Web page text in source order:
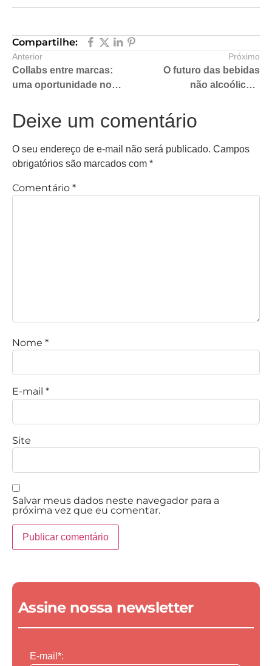
Compartilhe:
Anterior
Collabs entre marcas:
uma oportunidade no
Próximo
O futuro das bebidas
não alcoólicas:
Deixe um comentário
O seu endereço de e-mail não será publicado. Campos
obrigatórios são marcados com *
Comentário *
Nome *
E-mail *
Site
Salvar meus dados neste navegador para a
próxima vez que eu comentar.
Assine nossa newsletter
E-mail*: